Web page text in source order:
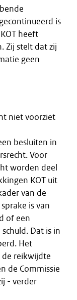
is
heeft
Zij stelt dat zij
geen
niet voorziet
besluiten in
Voor
worden deel
KOT uit
van de
is van
of een
Dat is in
Het
de reikwijdte
de Commissie
- verder